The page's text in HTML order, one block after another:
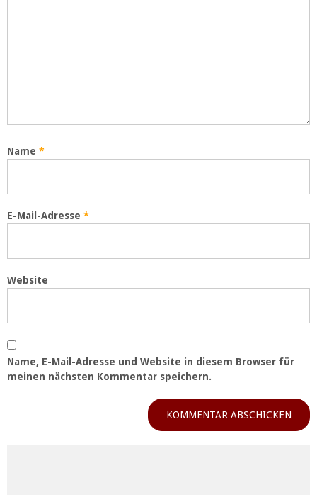
Name *
E-Mail-Adresse *
Website
Name, E-Mail-Adresse und Website in diesem Browser für
meinen nächsten Kommentar speichern.